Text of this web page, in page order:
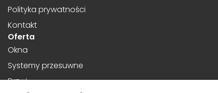
Polityka prywatności
Kontakt
Oferta
Okna
Systemy przesuwne
Drzwi